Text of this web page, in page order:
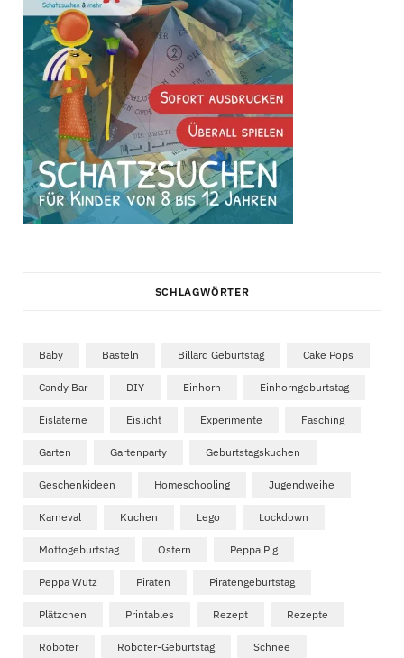
SCHLAGWÖRTER
Baby Basteln Billard Geburtstag Cake Pops
Candy Bar DIY Einhorn Einhorngeburtstag
Eislaterne Eislicht Experimente Fasching
Garten Gartenparty Geburtstagskuchen
Geschenkideen Homeschooling Jugendweihe
Karneval Kuchen Lego Lockdown
Mottogeburtstag Ostern Peppa Pig
Peppa Wutz Piraten Piratengeburtstag
Plätzchen Printables Rezept Rezepte
Roboter Roboter-Geburtstag Schnee